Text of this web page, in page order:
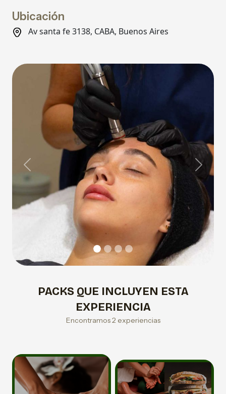
Ubicación
Av santa fe 3138, CABA, Buenos Aires
Previous Next
PACKS QUE INCLUYEN ESTA
EXPERIENCIA
Encontramos 2 experiencias